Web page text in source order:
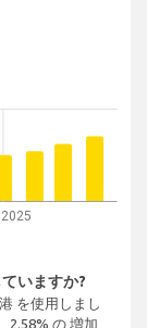
いますか?
を使用しまし
2.58% の 増加